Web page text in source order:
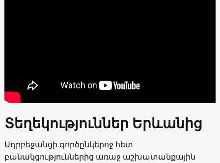
Տեղեկություններ Երևանից
Ադրբեջանցի գործընկերոջ հետ
բանակցություններից առաջ աշխատանքային